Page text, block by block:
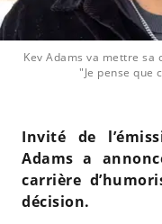
Kev Adams va mettre sa
"Je pense que
Invité de
Adams a
carrière
décision.